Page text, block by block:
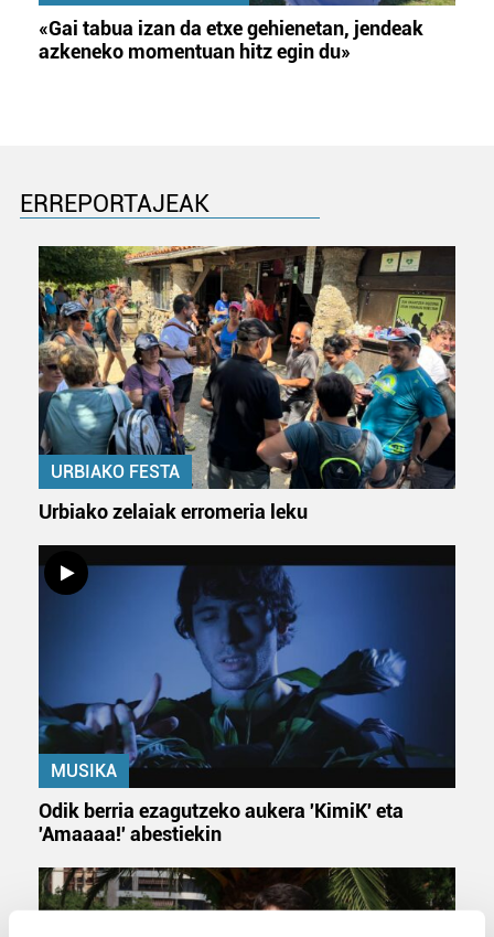
«Gai tabua izan da etxe gehienetan, jendeak
azkeneko momentuan hitz egin du»
ERREPORTAJEAK
URBIAKO FESTA
Urbiako zelaiak erromeria leku
MUSIKA
Odik berria ezagutzeko aukera 'KimiK' eta
'Amaaaa!' abestiekin